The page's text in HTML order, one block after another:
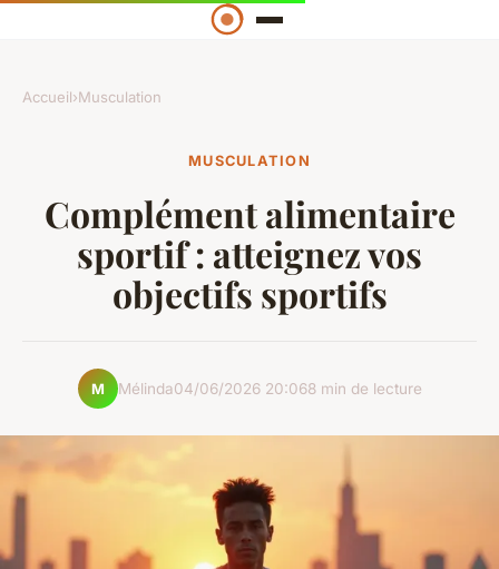
Accueil›Musculation
MUSCULATION
Complément alimentaire
sportif : atteignez vos
objectifs sportifs
M Mélinda04/06/2026 20:068 min de lecture